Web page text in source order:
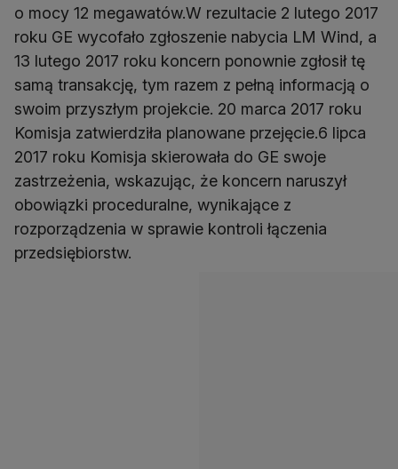
o mocy 12 megawatów.W rezultacie 2 lutego 2017
roku GE wycofało zgłoszenie nabycia LM Wind, a
13 lutego 2017 roku koncern ponownie zgłosił tę
samą transakcję, tym razem z pełną informacją o
swoim przyszłym projekcie. 20 marca 2017 roku
Komisja zatwierdziła planowane przejęcie.6 lipca
2017 roku Komisja skierowała do GE swoje
zastrzeżenia, wskazując, że koncern naruszył
obowiązki proceduralne, wynikające z
rozporządzenia w sprawie kontroli łączenia
przedsiębiorstw.